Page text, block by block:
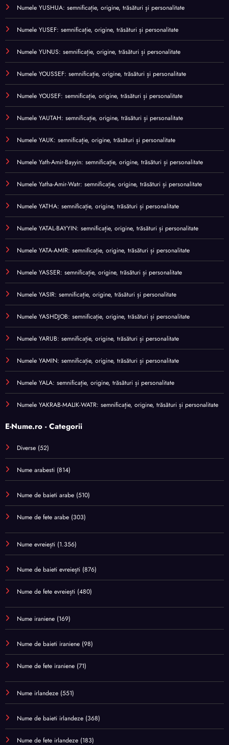
Numele YUSHUA: semnificație, origine, trăsături și personalitate
Numele YUSEF: semnificație, origine, trăsături și personalitate
Numele YUNUS: semnificație, origine, trăsături și personalitate
Numele YOUSSEF: semnificație, origine, trăsături și personalitate
Numele YOUSEF: semnificație, origine, trăsături și personalitate
Numele YAUTAH: semnificație, origine, trăsături și personalitate
Numele YAUK: semnificație, origine, trăsături și personalitate
Numele Yath-Amir-Bayyin: semnificație, origine, trăsături și personalitate
Numele Yatha-Amir-Watr: semnificație, origine, trăsături și personalitate
Numele YATHA: semnificație, origine, trăsături și personalitate
Numele YATAL-BAYYIN: semnificație, origine, trăsături și personalitate
Numele YATA-AMIR: semnificație, origine, trăsături și personalitate
Numele YASSER: semnificație, origine, trăsături și personalitate
Numele YASIR: semnificație, origine, trăsături și personalitate
Numele YASHDJOB: semnificație, origine, trăsături și personalitate
Numele YARUB: semnificație, origine, trăsături și personalitate
Numele YAMIN: semnificație, origine, trăsături și personalitate
Numele YALA: semnificație, origine, trăsături și personalitate
Numele YAKRAB-MALIK-WATR: semnificație, origine, trăsături și personalitate
E-Nume.ro - Categorii
Diverse (52)
Nume arabesti (814)
Nume de baieti arabe (510)
Nume de fete arabe (303)
Nume evreiești (1.356)
Nume de baieti evreiești (876)
Nume de fete evreiești (480)
Nume iraniene (169)
Nume de baieti iraniene (98)
Nume de fete iraniene (71)
Nume irlandeze (551)
Nume de baieti irlandeze (368)
Nume de fete irlandeze (183)